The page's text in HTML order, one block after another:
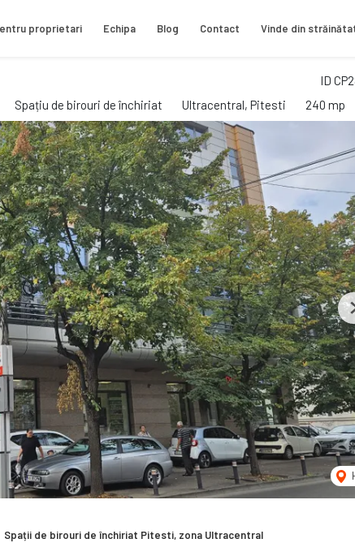
proprietari Echipa Blog Contact Vinde din
ID
Spațiu de birouri de închiriat Ultracentral, Pitesti 240 mp
Spații de birouri de închiriat Pitesti, zona Ultracentral